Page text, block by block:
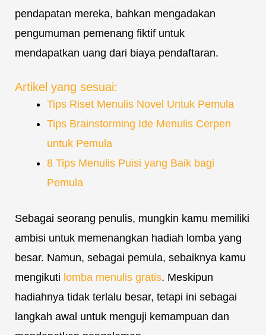
pendapatan mereka, bahkan mengadakan
pengumuman pemenang fiktif untuk
mendapatkan uang dari biaya pendaftaran.
Artikel yang sesuai:
Tips Riset Menulis Novel Untuk Pemula
Tips Brainstorming Ide Menulis Cerpen
untuk Pemula
8 Tips Menulis Puisi yang Baik bagi
Pemula
Sebagai seorang penulis, mungkin kamu memiliki
ambisi untuk memenangkan hadiah lomba yang
besar. Namun, sebagai pemula, sebaiknya kamu
mengikuti lomba menulis gratis. Meskipun
hadiahnya tidak terlalu besar, tetapi ini sebagai
langkah awal untuk menguji kemampuan dan